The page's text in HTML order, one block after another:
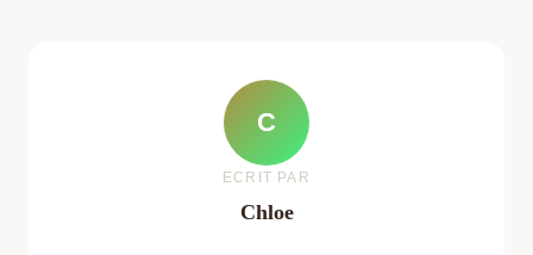
C
ECRIT PAR
Chloe